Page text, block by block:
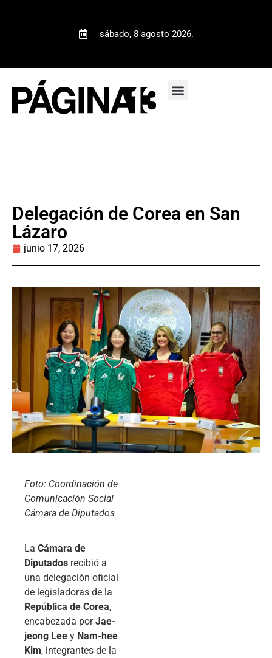
sábado, 8 agosto 2026.
Delegación de Corea en San
Lázaro
junio 17, 2026
Foto: Coordinación de
Comunicación Social
Cámara de Diputados
La Cámara de
Diputados recibió a
una delegación oficial
de legisladoras de la
República de Corea,
encabezada porJae-
jeong Lee y Nam-hee
Kim, integrantes de la